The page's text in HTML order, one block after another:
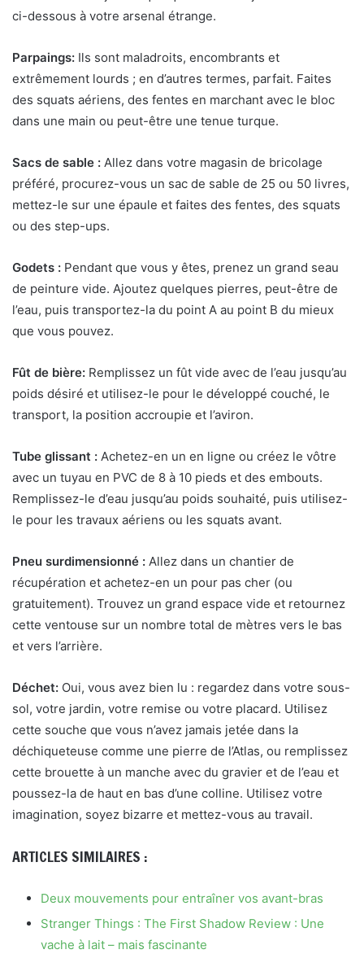
ci-dessous à votre arsenal étrange.
Parpaings: Ils sont maladroits, encombrants et
extrêmement lourds ; en d’autres termes, parfait. Faites
des squats aériens, des fentes en marchant avec le bloc
dans une main ou peut-être une tenue turque.
Sacs de sable : Allez dans votre magasin de bricolage
préféré, procurez-vous un sac de sable de 25 ou 50 livres,
mettez-le sur une épaule et faites des fentes, des squats
ou des step-ups.
Godets : Pendant que vous y êtes, prenez un grand seau
de peinture vide. Ajoutez quelques pierres, peut-être de
l’eau, puis transportez-la du point A au point B du mieux
que vous pouvez.
Fût de bière: Remplissez un fût vide avec de l’eau jusqu’au
poids désiré et utilisez-le pour le développé couché, le
transport, la position accroupie et l’aviron.
Tube glissant : Achetez-en un en ligne ou créez le vôtre
avec un tuyau en PVC de 8 à 10 pieds et des embouts.
Remplissez-le d’eau jusqu’au poids souhaité, puis utilisez-
le pour les travaux aériens ou les squats avant.
Pneu surdimensionné : Allez dans un chantier de
récupération et achetez-en un pour pas cher (ou
gratuitement). Trouvez un grand espace vide et retournez
cette ventouse sur un nombre total de mètres vers le bas
et vers l’arrière.
Déchet: Oui, vous avez bien lu : regardez dans votre sous-
sol, votre jardin, votre remise ou votre placard. Utilisez
cette souche que vous n’avez jamais jetée dans la
déchiqueteuse comme une pierre de l’Atlas, ou remplissez
cette brouette à un manche avec du gravier et de l’eau et
poussez-la de haut en bas d’une colline. Utilisez votre
imagination, soyez bizarre et mettez-vous au travail.
ARTICLES SIMILAIRES :
Deux mouvements pour entraîner vos avant-bras
Stranger Things : The First Shadow Review : Une
vache à lait – mais fascinante